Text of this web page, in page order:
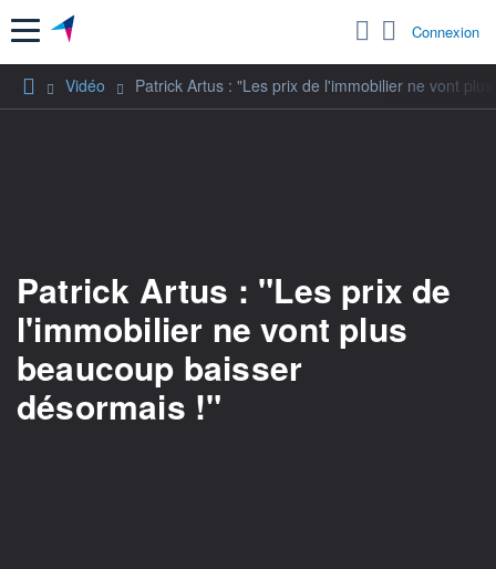
Menu Connexion
Vidéo Patrick Artus : "Les prix de l'immobilier ne vont
Patrick Artus : "Les prix de
l'immobilier ne vont plus
beaucoup baisser
désormais !"